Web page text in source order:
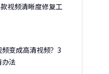
视频清晰度修复工
变成高清视频？3
法